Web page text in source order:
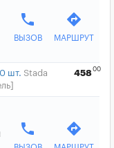
phone
ВЫЗОВ
directions
МАРШРУТ
шт. Stada
45800
phone directions